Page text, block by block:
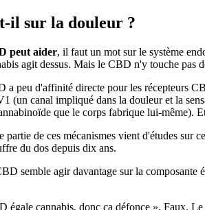
il sur la douleur ?
peut aider, il faut un mot sur le système
agit dessus. Mais le CBD n'y touche pas
peu d'affinité directe pour les récepteurs
(un canal impliqué dans la douleur et la
que le corps fabrique lui-même).
partie de ces mécanismes vient d'études
du dos depuis dix ans.
semble agir davantage sur la
égale cannabis, donc ça défonce ». Faux.